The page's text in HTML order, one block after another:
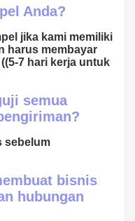
Anda?
jika kami memiliki
harus membayar
7 hari kerja untuk
semua
sebelum
bisnis
hubungan